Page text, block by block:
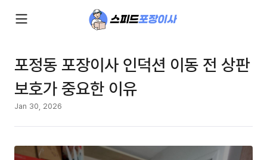
포정동 포장이사 인덕션 이동 전 상판
보호가 중요한 이유
Jan 30, 2026